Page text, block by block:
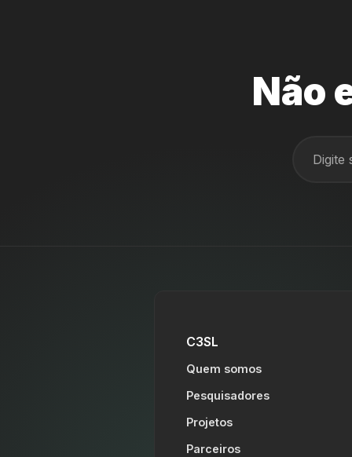
Não
C3SL
Quem somos
Pesquisadores
Projetos
Parceiros